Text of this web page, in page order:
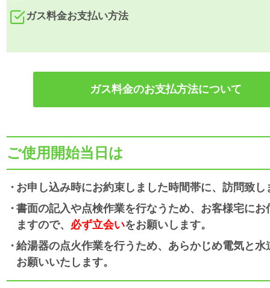
ガス料金お支払い方法
ガス料金のお支払方法について
ご使用開始当日は
お申し込み時にお約束しました時間帯に、訪問致し
書面の記入や点検作業を行なうため、お客様宅にお
ますので、 必ず立会いをお願いします。
給湯器の点火作業を行うため、あらかじめ電気と水
お願いいたします。